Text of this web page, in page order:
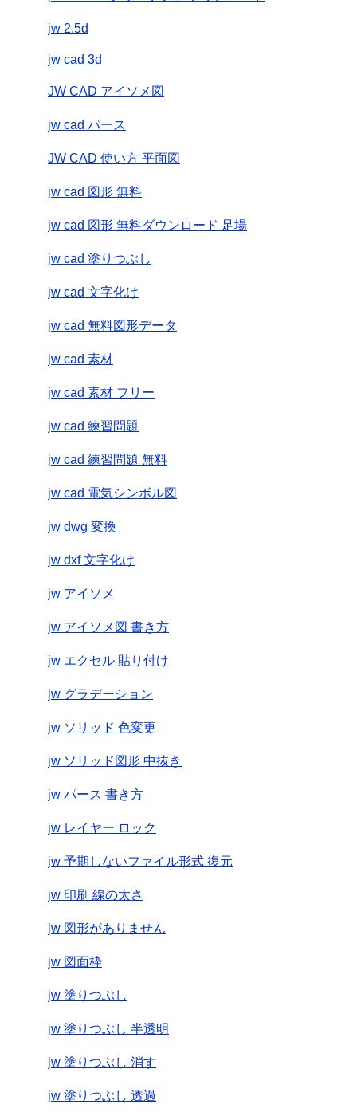
jw 2.5d
jw cad 3d
JW CAD アイソメ図
jw cad パース
JW CAD 使い方 平面図
jw cad 図形 無料
jw cad 図形 無料ダウンロード 足場
jw cad 塗りつぶし
jw cad 文字化け
jw cad 無料図形データ
jw cad 素材
jw cad 素材 フリー
jw cad 練習問題
jw cad 練習問題 無料
jw cad 電気シンボル図
jw dwg 変換
jw dxf 文字化け
jw アイソメ
jw アイソメ図 書き方
jw エクセル 貼り付け
jw グラデーション
jw ソリッド 色変更
jw ソリッド図形 中抜き
jw パース 書き方
jw レイヤー ロック
jw 予期しないファイル形式 復元
jw 印刷 線の太さ
jw 図形がありません
jw 図面枠
jw 塗りつぶし
jw 塗りつぶし 半透明
jw 塗りつぶし 消す
jw 塗りつぶし 透過